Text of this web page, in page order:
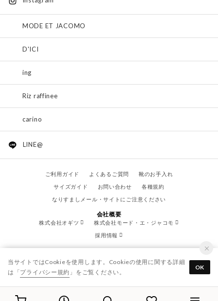
MODE ET JACOMO
D'ICI
ing
Riz raffinee
carino
LINE@
ご利用ガイド よくあるご質問
靴のお手入れ
サイズガイド
お問い合わせ
各種規約
なりすましメール・サイトにご注意ください
会社概要
株式会社オギツ
株式会社モード・エ・ジャコモ
採用情報
© OGITSU CO.,LTD. / All Right Reserved.
当サイトではCookieを使用します。Cookieの使用に関する詳細
は「プライバシー規約 」をご覧ください。
OK